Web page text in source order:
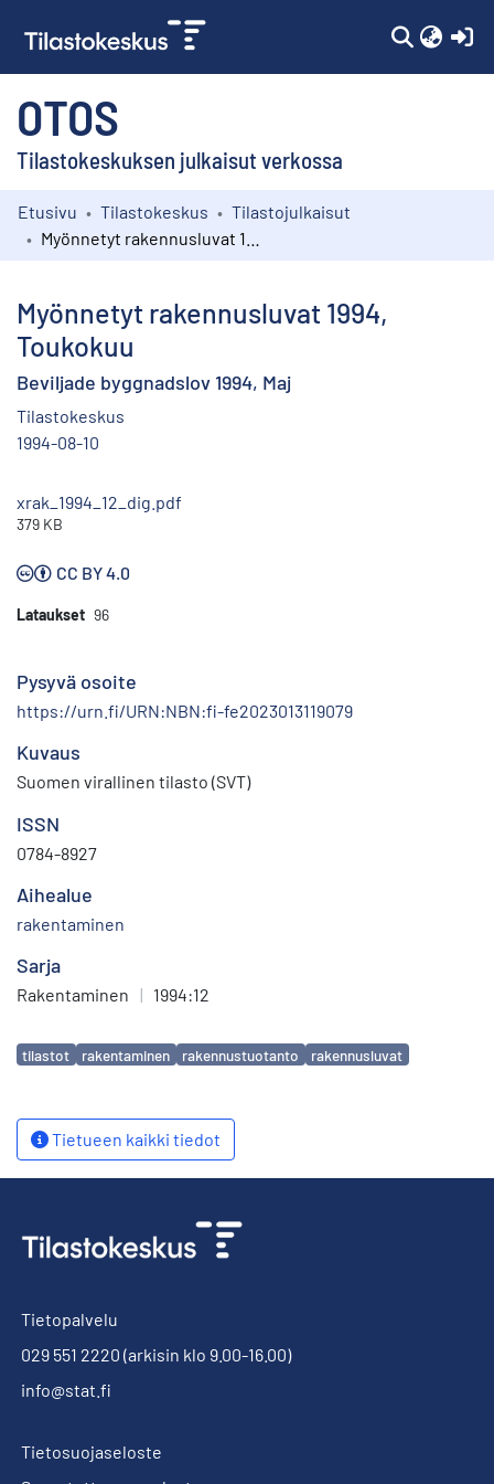
OTOS
Tilastokeskuksen julkaisut verkossa
Kokoelmat
Etusivu Tilastokeskus
Tilastojulkaisut
Myönnetyt rakennusluvat 1994,
Toukokuu
Beviljade byggnadslov 1994, Maj
Tilastokeskus
1994-08-10
xrak_1994_12_dig.pdf
379 KB
CC BY 4.0
Lataukset 96
Pysyvä osoite
https://urn.fi/URN:NBN:fi-fe2023013119079
Kuvaus
Suomen virallinen tilasto (SVT)
ISSN
0784-8927
Aihealue
rakentaminen
Sarja
Rakentaminen | 1994:12
Avainsanat
tilastot rakentaminen rakennustuotanto rakennusluvat
Tietueen kaikki tiedot
Tietopalvelu
029 551 2220 (arkisin klo 9.00-16.00)
info@stat.fi
Tietosuojaseloste